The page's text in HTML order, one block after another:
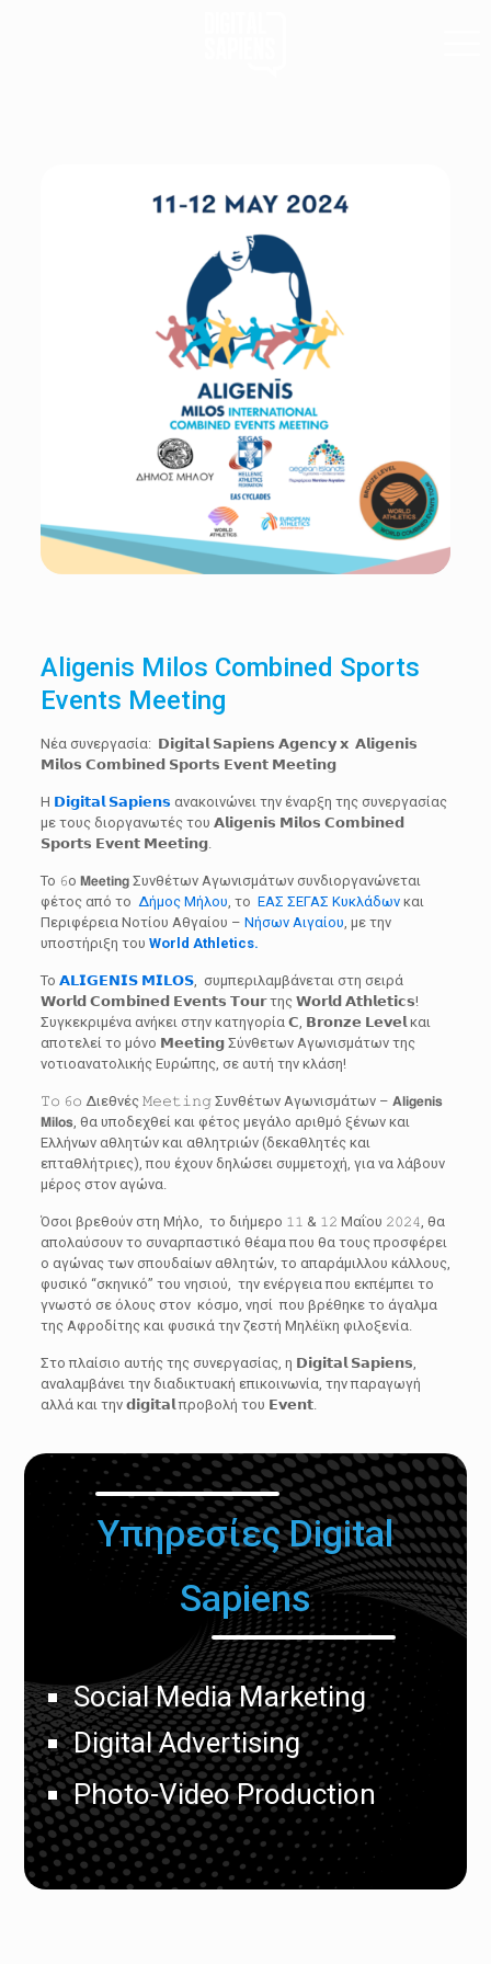
Aligenis Milos Combined Sports
Events Meeting
Νέα συνεργασία: 𝗗𝗶𝗴𝗶𝘁𝗮𝗹 𝗦𝗮𝗽𝗶𝗲𝗻𝘀 𝗔𝗴𝗲𝗻𝗰𝘆 𝘅 𝗔𝗹𝗶𝗴𝗲𝗻𝗶𝘀
𝗠𝗶𝗹𝗼𝘀 𝗖𝗼𝗺𝗯𝗶𝗻𝗲𝗱 𝗦𝗽𝗼𝗿𝘁𝘀 𝗘𝘃𝗲𝗻𝘁 𝗠𝗲𝗲𝘁𝗶𝗻𝗴
Η 𝗗𝗶𝗴𝗶𝘁𝗮𝗹 𝗦𝗮𝗽𝗶𝗲𝗻𝘀 ανακοινώνει την έναρξη της συνεργασίας
με τους διοργανωτές του 𝗔𝗹𝗶𝗴𝗲𝗻𝗶𝘀 𝗠𝗶𝗹𝗼𝘀 𝗖𝗼𝗺𝗯𝗶𝗻𝗲𝗱
𝗦𝗽𝗼𝗿𝘁𝘀 𝗘𝘃𝗲𝗻𝘁 𝗠𝗲𝗲𝘁𝗶𝗻𝗴.
Το 𝟼ο 𝗠𝗲𝗲𝘁𝗶𝗻𝗴 Συνθέτων Αγωνισμάτων συνδιοργανώνεται
φέτος από το Δήμος Μήλου, το ΕΑΣ ΣΕΓΑΣ Κυκλάδωνκαι
Περιφέρεια Νοτίου Αθγαίου – Νήσων Αιγαίου, με την
υποστήριξη του World Athletics.
Το 𝗔𝗟𝗜𝗚𝗘𝗡𝗜𝗦 𝗠𝗜𝗟𝗢𝗦, συμπεριλαμβάνεται στη σειρά
𝗪𝗼𝗿𝗹𝗱 𝗖𝗼𝗺𝗯𝗶𝗻𝗲𝗱 𝗘𝘃𝗲𝗻𝘁𝘀 𝗧𝗼𝘂𝗿 της 𝗪𝗼𝗿𝗹𝗱 𝗔𝘁𝗵𝗹𝗲𝘁𝗶𝗰𝘀!
Συγκεκριμένα ανήκει στην κατηγορία 𝗖, 𝗕𝗿𝗼𝗻𝘇𝗲 𝗟𝗲𝘃𝗲𝗹 και
αποτελεί το μόνο 𝗠𝗲𝗲𝘁𝗶𝗻𝗴 Σύνθετων Αγωνισμάτων της
νοτιοανατολικής Ευρώπης, σε αυτή την κλάση!
𝚃𝚘 𝟼𝚘 Διεθνές 𝙼𝚎𝚎𝚝𝚒𝚗𝚐 Συνθέτων Αγωνισμάτων – 𝗔𝗹𝗶𝗴𝗲𝗻𝗶𝘀
𝗠𝗶𝗹𝗼𝘀, θα υποδεχθεί και φέτος μεγάλο αριθμό ξένων και
Ελλήνων αθλητών και αθλητριών (δεκαθλητές και
επταθλήτριες), που έχουν δηλώσει συμμετοχή, για να λάβουν
μέρος στον αγώνα.
Όσοι βρεθούν στη Μήλο, το διήμερο 𝟷𝟷 & 𝟷𝟸 Μαΐου 𝟸𝟶𝟸𝟺, θα
απολαύσουν το συναρπαστικό θέαμα που θα τους προσφέρει
ο αγώνας των σπουδαίων αθλητών, το απαράμιλλου κάλλους,
φυσικό “σκηνικό” του νησιού, την ενέργεια που εκπέμπει το
γνωστό σε όλους στον κόσμο, νησί που βρέθηκε το άγαλμα
της Αφροδίτης και φυσικά την ζεστή Μηλέϊκη φιλοξενία.
Στο πλαίσιο αυτής της συνεργασίας, η 𝗗𝗶𝗴𝗶𝘁𝗮𝗹 𝗦𝗮𝗽𝗶𝗲𝗻𝘀,
αναλαμβάνει την διαδικτυακή επικοινωνία, την παραγωγή
αλλά και την 𝗱𝗶𝗴𝗶𝘁𝗮𝗹 προβολή του 𝗘𝘃𝗲𝗻𝘁.
Υπηρεσίες Digital
Sapiens
Social Media Marketing
Digital Advertising
Photo-Video Production